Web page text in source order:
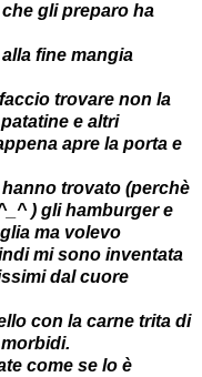
gli preparo ha
fine mangia
trovare non la
e altri
apre la porta e
trovato (perchè
) gli hamburger e
ma volevo
mi sono inventata
dal cuore
con la carne trita di
come se lo è